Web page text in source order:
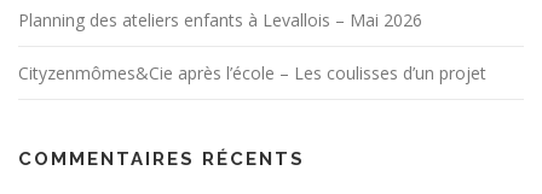
Planning des ateliers enfants à Levallois – Mai 2026
Cityzenmômes&Cie après l’école – Les coulisses d’un projet
COMMENTAIRES RÉCENTS